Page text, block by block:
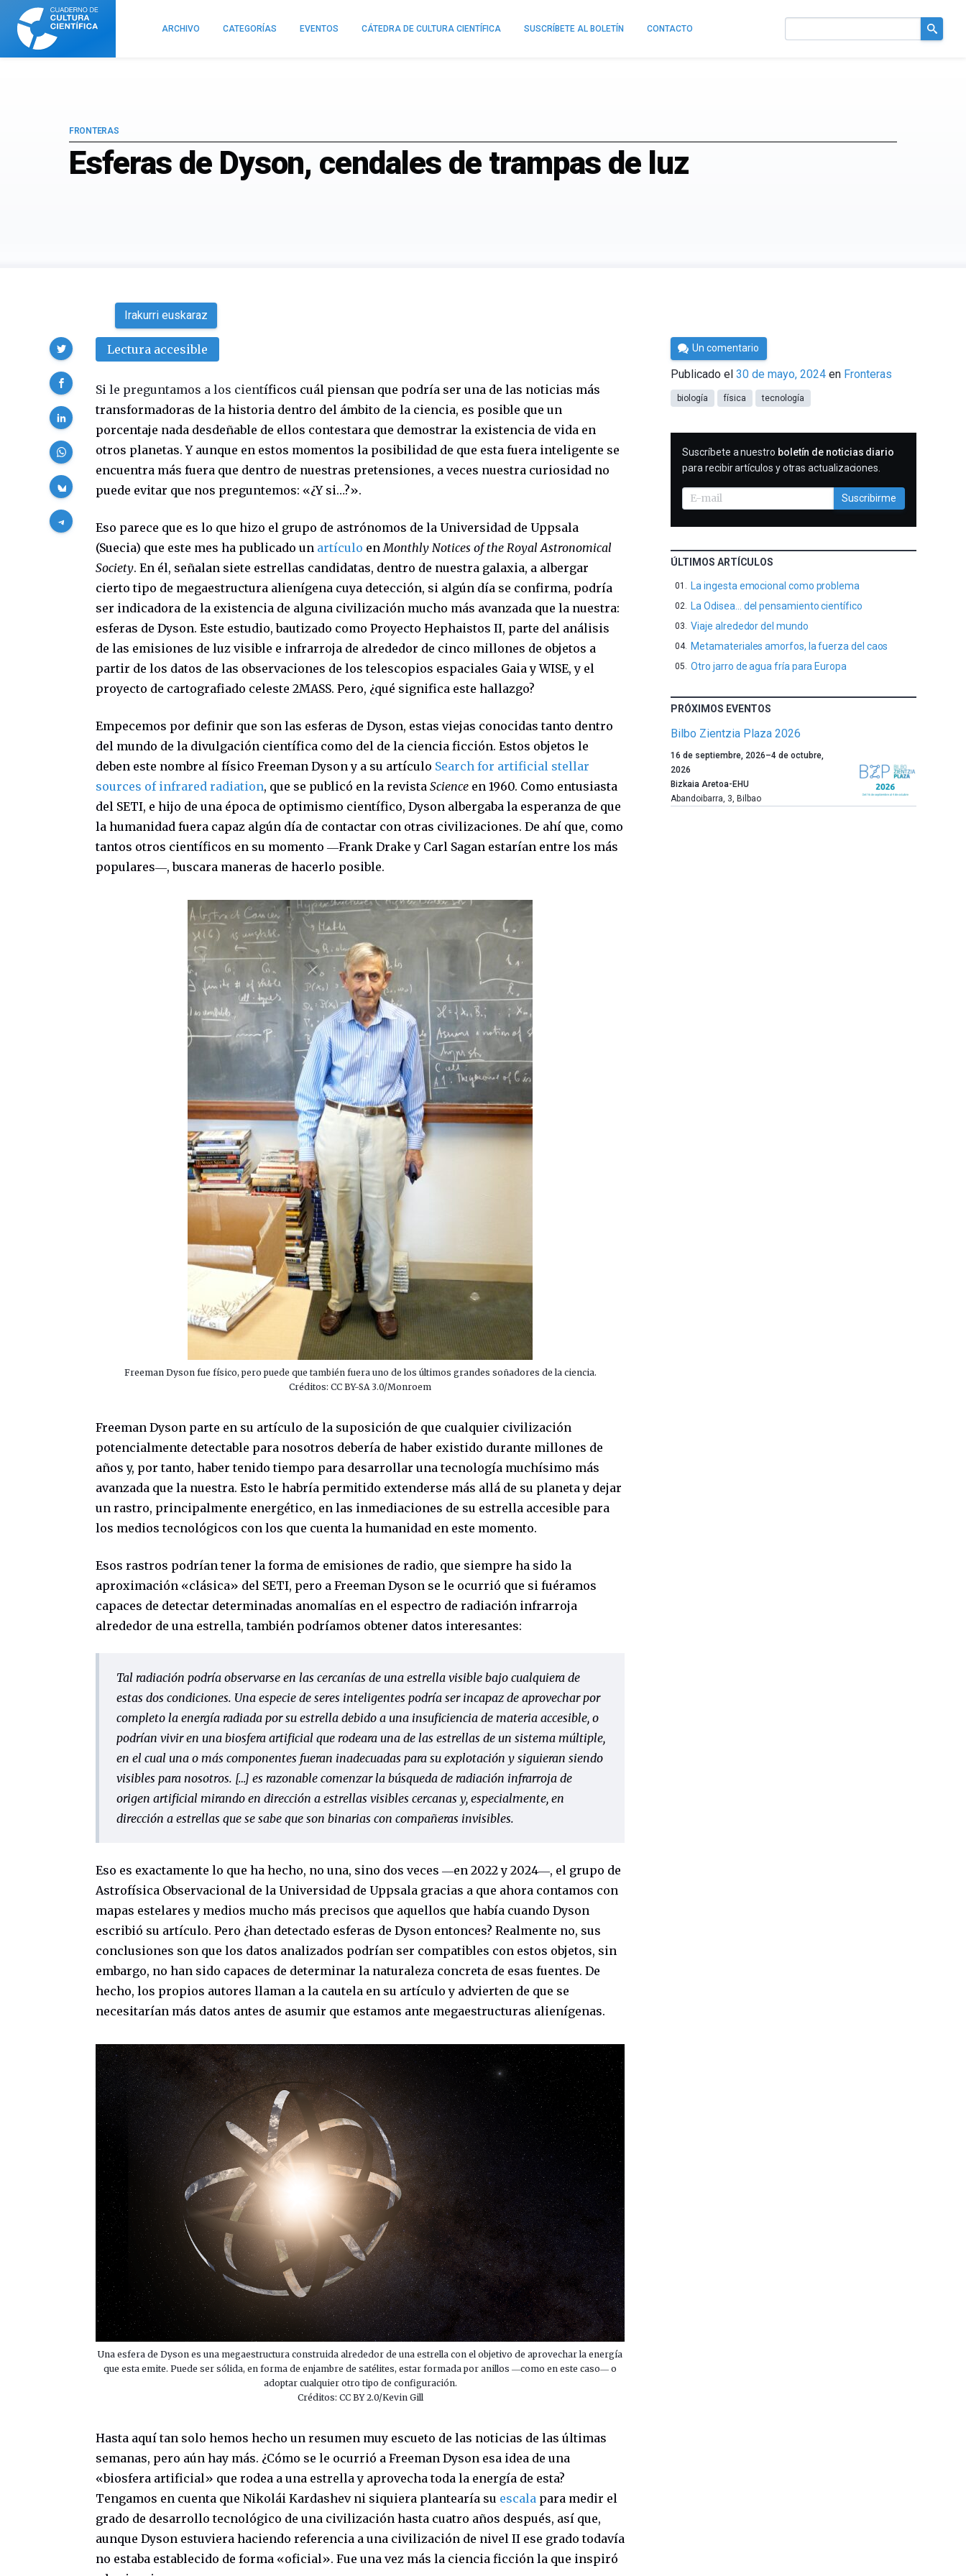
Cuaderno
Cultura
Científica
ARCHIVO CATEGORÍAS EVENTOS CÁTEDRA DE CULTURA CIENTÍFICA SUSCRÍBETE AL BOLETÍN CONTACTO
Esferas de Dyson, cendales de trampas de luz
FRONTERAS
Irakurri euskaraz
Lectura accesible
Si le preguntamos a los científicos cuál piensan que podría ser una de las noticias más
transformadoras de la historia dentro del ámbito de la ciencia, es posible que un
porcentaje nada desdeñable de ellos contestara que demostrar la existencia de vida en
otros planetas. Y aunque en estos momentos la posibilidad de que esta fuera inteligente se
encuentra más fuera que dentro de nuestras pretensiones, a veces nuestra curiosidad no
puede evitar que nos preguntemos: «¿Y si…?».
Eso parece que es lo que hizo el grupo de astrónomos de la Universidad de Uppsala
(Suecia) que este mes ha publicado un artículo enMonthly Notices of the Royal Astronomical
Society. En él, señalan siete estrellas candidatas, dentro de nuestra galaxia, a albergar
cierto tipo de megaestructura alienígena cuya detección, si algún día se confirma, podría
ser indicadora de la existencia de alguna civilización mucho más avanzada que la nuestra:
esferas de Dyson. Este estudio, bautizado como Proyecto Hephaistos II, parte del análisis
de las emisiones de luz visible e infrarroja de alrededor de cinco millones de objetos a
partir de los datos de las observaciones de los telescopios espaciales Gaia y WISE, y el
proyecto de cartografiado celeste 2MASS. Pero, ¿qué significa este hallazgo?
Empecemos por definir que son las esferas de Dyson, estas viejas conocidas tanto dentro
del mundo de la divulgación científica como del de la ciencia ficción. Estos objetos le
deben este nombre al físico Freeman Dyson y a su artículo Search for artificial stellar
sources of infrared radiation, que se publicó en la revistaScience en 1960. Como entusiasta
del SETI, e hijo de una época de optimismo científico, Dyson albergaba la esperanza de que
la humanidad fuera capaz algún día de contactar con otras civilizaciones. De ahí que, como
tantos otros científicos en su momento ―Frank Drake y Carl Sagan estarían entre los más
populares―, buscara maneras de hacerlo posible.
Freeman Dyson fue físico, pero puede que también fuera uno de los últimos grandes soñadores de la ciencia.
Créditos: CC BY-SA 3.0/Monroem
Freeman Dyson parte en su artículo de la suposición de que cualquier civilización
potencialmente detectable para nosotros debería de haber existido durante millones de
años y, por tanto, haber tenido tiempo para desarrollar una tecnología muchísimo más
avanzada que la nuestra. Esto le habría permitido extenderse más allá de su planeta y dejar
un rastro, principalmente energético, en las inmediaciones de su estrella accesible para
los medios tecnológicos con los que cuenta la humanidad en este momento.
Esos rastros podrían tener la forma de emisiones de radio, que siempre ha sido la
aproximación «clásica» del SETI, pero a Freeman Dyson se le ocurrió que si fuéramos
capaces de detectar determinadas anomalías en el espectro de radiación infrarroja
alrededor de una estrella, también podríamos obtener datos interesantes:
Tal radiación podría observarse en las cercanías de una estrella visible bajo cualquiera de
estas dos condiciones. Una especie de seres inteligentes podría ser incapaz de aprovechar por
completo la energía radiada por su estrella debido a una insuficiencia de materia accesible, o
podrían vivir en una biosfera artificial que rodeara una de las estrellas de un sistema múltiple,
en el cual una o más componentes fueran inadecuadas para su explotación y siguieran siendo
visibles para nosotros. […] es razonable comenzar la búsqueda de radiación infrarroja de
origen artificial mirando en dirección a estrellas visibles cercanas y, especialmente, en
dirección a estrellas que se sabe que son binarias con compañeras invisibles.
Eso es exactamente lo que ha hecho, no una, sino dos veces ―en 2022 y 2024―, el grupo de
Astrofísica Observacional de la Universidad de Uppsala gracias a que ahora contamos con
mapas estelares y medios mucho más precisos que aquellos que había cuando Dyson
escribió su artículo. Pero ¿han detectado esferas de Dyson entonces? Realmente no, sus
conclusiones son que los datos analizados podrían ser compatibles con estos objetos, sin
embargo, no han sido capaces de determinar la naturaleza concreta de esas fuentes. De
hecho, los propios autores llaman a la cautela en su artículo y advierten de que se
necesitarían más datos antes de asumir que estamos ante megaestructuras alienígenas.
Una esfera de Dyson es una megaestructura construida alrededor de una estrella con el objetivo de aprovechar la energía
que esta emite. Puede ser sólida, en forma de enjambre de satélites, estar formada por anillos ―como en este caso― o
adoptar cualquier otro tipo de configuración.
Créditos: CC BY 2.0/Kevin Gill
Hasta aquí tan solo hemos hecho un resumen muy escueto de las noticias de las últimas
semanas, pero aún hay más. ¿Cómo se le ocurrió a Freeman Dyson esa idea de una
«biosfera artificial» que rodea a una estrella y aprovecha toda la energía de esta?
Tengamos en cuenta que Nikolái Kardashev ni siquiera plantearía su escala para medir el
grado de desarrollo tecnológico de una civilización hasta cuatro años después, así que,
aunque Dyson estuviera haciendo referencia a una civilización de nivel II ese grado todavía
no estaba establecido de forma «oficial». Fue una vez más la ciencia ficción la que inspiró
Compartir
Por
César
Tomé
Un comentario
Publicado el30 de mayo, 2024 en Fronteras
biología física tecnología
SUSCRIBIRME
Suscríbete a nuestro boletín de noticias diario
para recibir artículos y otras actualizaciones.
Suscribirme
ÚLTIMOS ARTÍCULOS
La ingesta emocional como problema
La Odisea… del pensamiento científico
Viaje alrededor del mundo
Metamateriales amorfos, la fuerza del caos
Otro jarro de agua fría para Europa
PRÓXIMOS EVENTOS
Bilbo Zientzia Plaza 2026
Un
año
más,
Bilbao
16 de septiembre, 2026–4 de octubre,
2026
Bizkaia Aretoa-EHU
Abandoibarra, 3, Bilbao